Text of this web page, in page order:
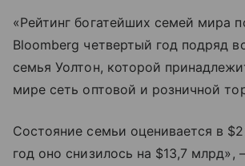
«Рейтинг богатейших семей мира
Bloomberg четвертый год подряд
семья Уолтон, которой
мире сеть оптовой и розничной
Состояние семьи оценивается в
год оно снизилось на $13,7